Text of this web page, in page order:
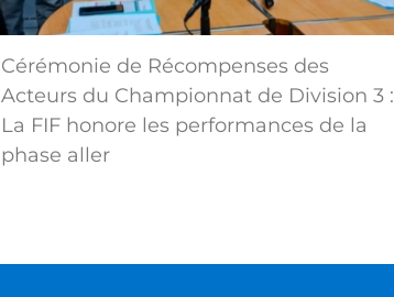
Cérémonie de Récompenses des
Acteurs du Championnat de Division 3 :
La FIF honore les performances de la
phase aller